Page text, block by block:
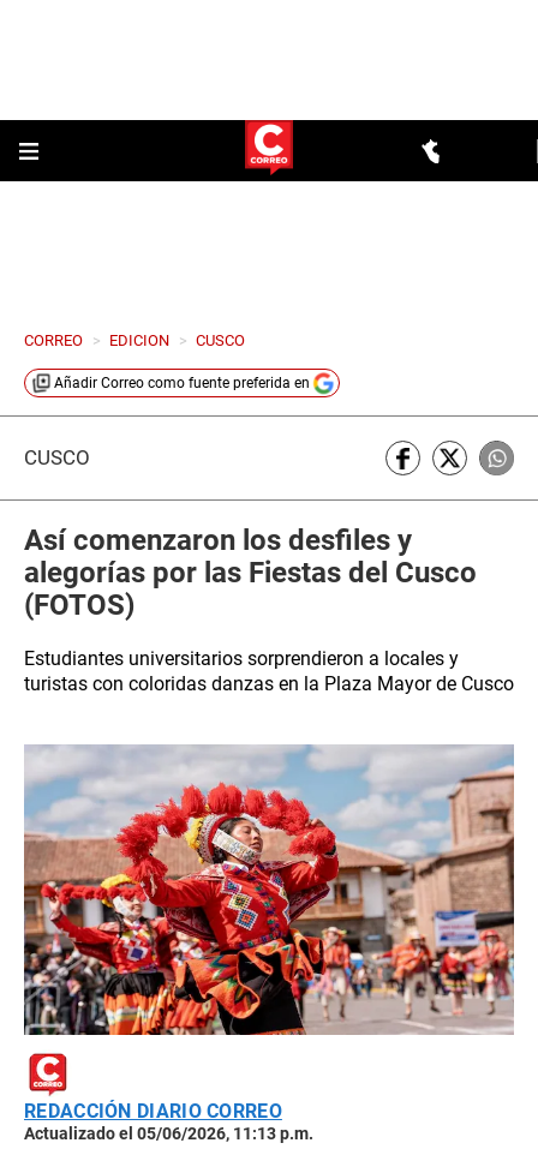
CORREO > EDICION > CUSCO
Añadir Correo como fuente preferida en
CUSCO
Así comenzaron los desfiles y
alegorías por las Fiestas del Cusco
(FOTOS)
Estudiantes universitarios sorprendieron a locales y
turistas con coloridas danzas en la Plaza Mayor de Cusco
REDACCIÓN DIARIO CORREO
Actualizado el 05/06/2026, 11:13 p.m.